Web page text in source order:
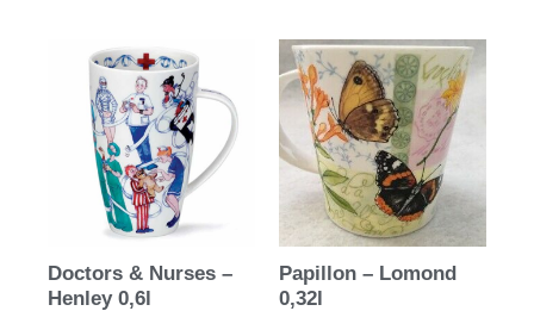
Doctors & Nurses –
Henley 0,6l
Papillon – Lomond
0,32l